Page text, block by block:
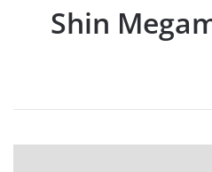
Shin